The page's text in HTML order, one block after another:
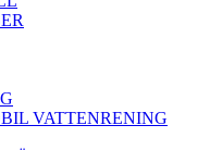
VATTENRENING